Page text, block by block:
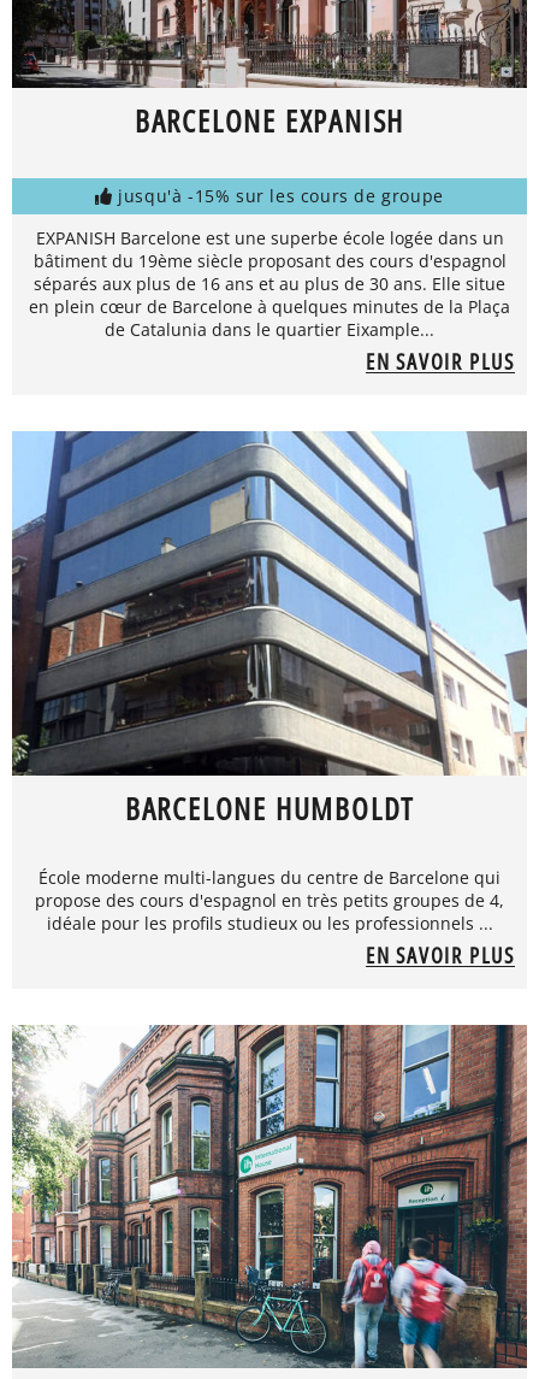
BARCELONE EXPANISH
jusqu'à -15% sur les cours de groupe
EXPANISH Barcelone est une superbe école logée dans un
bâtiment du 19ème siècle proposant des cours d'espagnol
séparés aux plus de 16 ans et au plus de 30 ans. Elle situe
en plein cœur de Barcelone à quelques minutes de la Plaça
de Catalunia dans le quartier Eixample...
EN SAVOIR PLUS
BARCELONE HUMBOLDT
École moderne multi-langues du centre de Barcelone qui
propose des cours d'espagnol en très petits groupes de 4,
idéale pour les profils studieux ou les professionnels ...
EN SAVOIR PLUS